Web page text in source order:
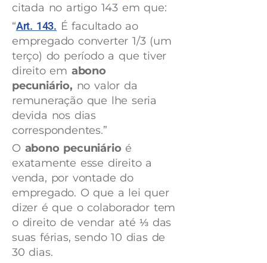
citada no artigo 143 em que:
“Art. 143. É facultado ao
empregado converter 1/3 (um
terço) do período a que tiver
direito em abono
pecuniário, no valor da
remuneração que lhe seria
devida nos dias
correspondentes.”
O abono pecuniário é
exatamente esse direito a
venda, por vontade do
empregado. O que a lei quer
dizer é que o colaborador tem
o direito de vendar até ⅓ das
suas férias, sendo 10 dias de
30 dias.